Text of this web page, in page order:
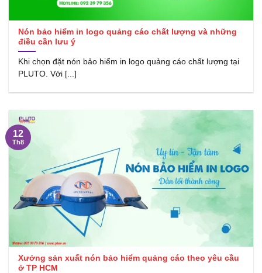
Nón bảo hiểm in logo quảng cáo chất lượng và những
điều cần lưu ý
Khi chọn đặt nón bảo hiểm in logo quảng cáo chất lượng tại
PLUTO. Với [...]
Xưởng sản xuất nón bảo hiểm quảng cáo theo yêu cầu
ở TP HCM
12
Th8